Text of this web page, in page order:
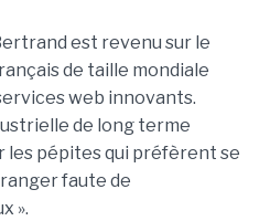
est revenu sur le
de taille mondiale
web innovants.
de long terme
pépites qui préfèrent se
faute de
».